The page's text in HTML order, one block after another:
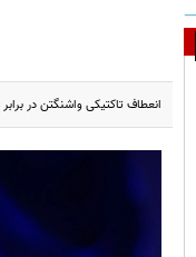
انعطاف تاکتیکی واشنگتن در